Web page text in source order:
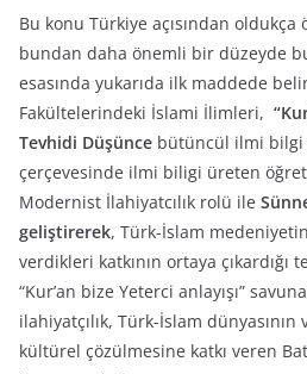
Bu konu Türkiye açısından
bundan daha önemli bir düzeyde
esasında yukarıda ilk maddede
Fakültelerindeki İslami İlimleri,
Tevhidi Düşünce bütüncül ilmi bilgi
çerçevesinde ilmi biligi üreten
Modernist İlahiyatcılık rolü ile
geliştirerek, Türk-İslam
verdikleri katkının ortaya çıkardığı
“Kur’an bize Yeterci anlayışı”
ilahiyatçılık, Türk-İslam
kültürel çözülmesine katkı veren